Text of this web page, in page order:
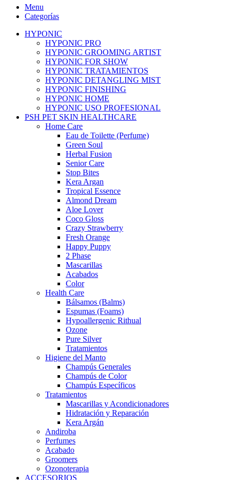
Menu
Categorías
HYPONIC
HYPONIC PRO
HYPONIC GROOMING ARTIST
HYPONIC FOR SHOW
HYPONIC TRATAMIENTOS
HYPONIC DETANGLING MIST
HYPONIC FINISHING
HYPONIC HOME
HYPONIC USO PROFESIONAL
PSH PET SKIN HEALTHCARE
Home Care
Eau de Toilette (Perfume)
Green Soul
Herbal Fusion
Senior Care
Stop Bites
Kera Argan
Tropical Essence
Almond Dream
Aloe Lover
Coco Gloss
Crazy Strawberry
Fresh Orange
Happy Puppy
2 Phase
Mascarillas
Acabados
Color
Health Care
Bálsamos (Balms)
Espumas (Foams)
Hypoallergenic Rithual
Ozone
Pure Silver
Tratamientos
Higiene del Manto
Champús Generales
Champús de Color
Champús Específicos
Tratamientos
Mascarillas y Acondicionadores
Hidratación y Reparación
Kera Argán
Andiroba
Perfumes
Acabado
Groomers
Ozonoterapia
ACCESORIOS